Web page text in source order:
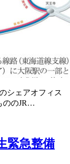
シェアオフィス
ののJR…
緊急整備